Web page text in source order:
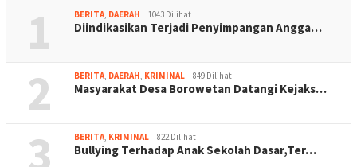
1 BERITA DAERAH 1043 Dilihat
Diindikasikan Terjadi Penyimpangan Angga…
2 BERITA DAERAH KRIMINAL 849 Dilihat
Masyarakat Desa Borowetan Datangi Kejaks…
3 BERITA KRIMINAL 822 Dilihat
Bullying Terhadap Anak Sekolah Dasar,Ter…